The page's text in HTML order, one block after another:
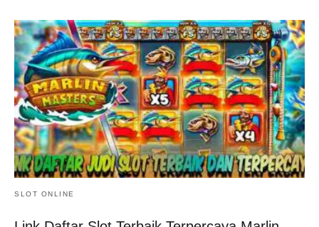
SLOT ONLINE